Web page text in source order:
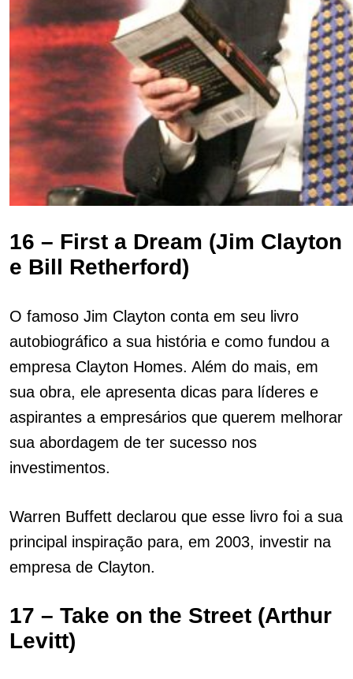
16 – First a Dream (Jim Clayton
e Bill Retherford)
O famoso Jim Clayton conta em seu livro
autobiográfico a sua história e como fundou a
empresa Clayton Homes. Além do mais, em
sua obra, ele apresenta dicas para líderes e
aspirantes a empresários que querem melhorar
sua abordagem de ter sucesso nos
investimentos.
Warren Buffett declarou que esse livro foi a sua
principal inspiração para, em 2003, investir na
empresa de Clayton.
17 – Take on the Street (Arthur
Levitt)